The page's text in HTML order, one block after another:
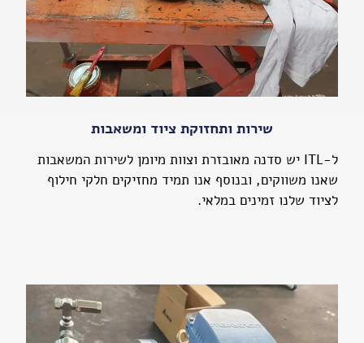
שירות ותחזוקת ציוד ומשאבות
ל-ITL יש סדנה מאובזרת וצוות מיומן לשירות המשאבות
שאנו משווקים, ובנוסף אנו תמיד מחזיקים חלקי חילוף
לציוד שלנו זמינים במלאי.